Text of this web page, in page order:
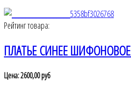
Рейтинг товара:
ПЛАТЬЕ СИНЕЕ
Цена:2600,00 руб